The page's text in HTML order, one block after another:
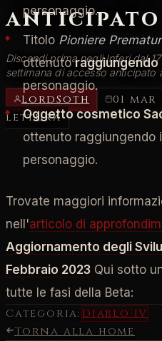
Discendi prima negli Inferi dal
settimana di accesso anticipato
LordSoth 01 mar
lettura
personaggio.
Titolo Pioniere
ottenutoraggiungendo
personaggio.
Oggetto cosmetico
ottenuto raggiungendo
personaggio.
Trovate maggiori
nell'articolo di
Aggiornamento degli
Febbraio 2023 Qui sotto
tutte le fasi della Beta:
Categoria: Diablo IV
Torna alla home